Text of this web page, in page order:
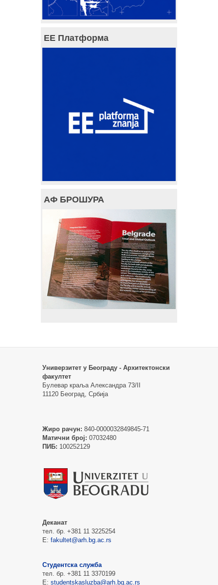
ЕЕ Платформа
АФ БРОШУРА
Универзитет у Београду - Архитектонски
факултет
Булевар краља Александра 73/II
11120 Београд, Србија
Жиро рачун: 840-0000032849845-71
Матични број: 07032480
ПИБ: 100252129
Деканат
тел. бр. +381 11 3225254
Е: fakultet@arh.bg.ac.rs
Студентска служба
тел. бр. +381 11 3370199
Е: studentskasluzba@arh.bg.ac.rs